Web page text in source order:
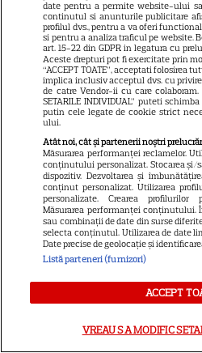
7
a
DISNEY
Prada
Meryl
Runway
VEDETE
Meryl
actrițele
date pentru a permite website-ului
continutul si anunturile publicitare
profilul dvs., pentru a va oferi
si pentru a analiza traficul pe website.
art. 15-22 din GDPR in legatura cu
Aceste drepturi pot fi exercitate prin
“ACCEPT TOATE”, acceptati folosirea
implica inclusiv acceptul dvs. cu
de catre Vendor-ii cu care colaboram.
SETARILE INDIVIDUAL” puteti
putin cele legate de cookie strict
ului.
Atât noi, cât și partenerii noștri
Măsurarea performanței reclamelor.
conținutului personalizat. Stocarea și/
dispozitiv. Dezvoltarea și
conținut personalizat. Utilizarea
personalizate. Crearea profilurilor
Măsurarea performanței
sau combinații de date din surse
selecta conținutul. Utilizarea de date
Date precise de geolocație și
Listă parteneri (furnizori)
ACCEPT
VREAU SA MODIFIC